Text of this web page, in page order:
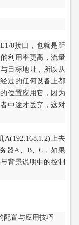
0接口，也就是距
利用率更高，流量
目标地址，所以从
过的任何设备上都
位置应用它，因为
中途才丢弃，这对
A(192.168.1.2)上去
器A、B、C，如果
背景说明中的控制